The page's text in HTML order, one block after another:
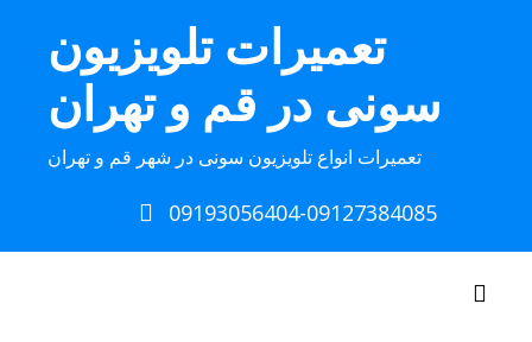
تعمیرات تلویزیون
سونی در قم و تهران
تعمیرات انواع تلویزیون سونی در شهر قم و تهران
09193056404-09127384085
Toggle navigation